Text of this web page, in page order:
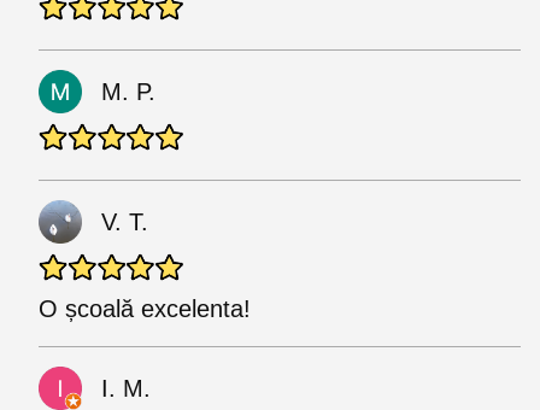
M. P.
V. T.
O școală excelenta!
I. M.